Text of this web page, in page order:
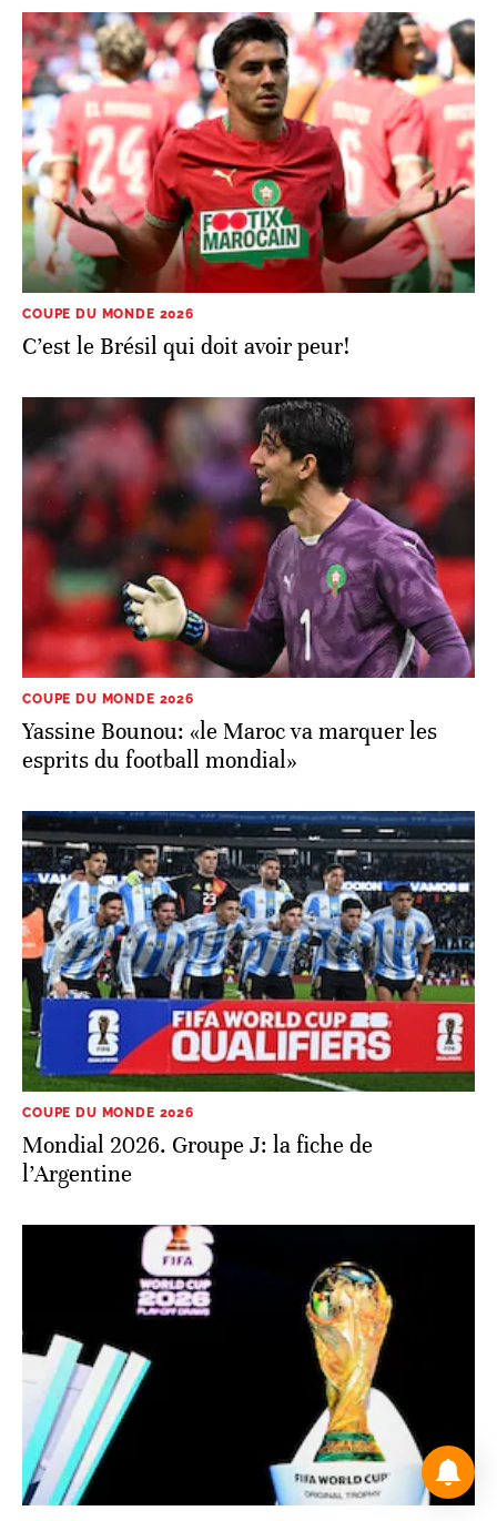
COUPE DU MONDE 2026
C’est le Brésil qui doit avoir peur!
COUPE DU MONDE 2026
Yassine Bounou: «le Maroc va marquer les
esprits du football mondial»
COUPE DU MONDE 2026
Mondial 2026. Groupe J: la fiche de
l’Argentine